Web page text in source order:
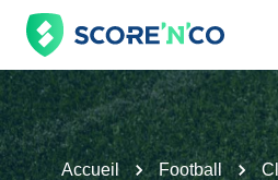
Accueil Football